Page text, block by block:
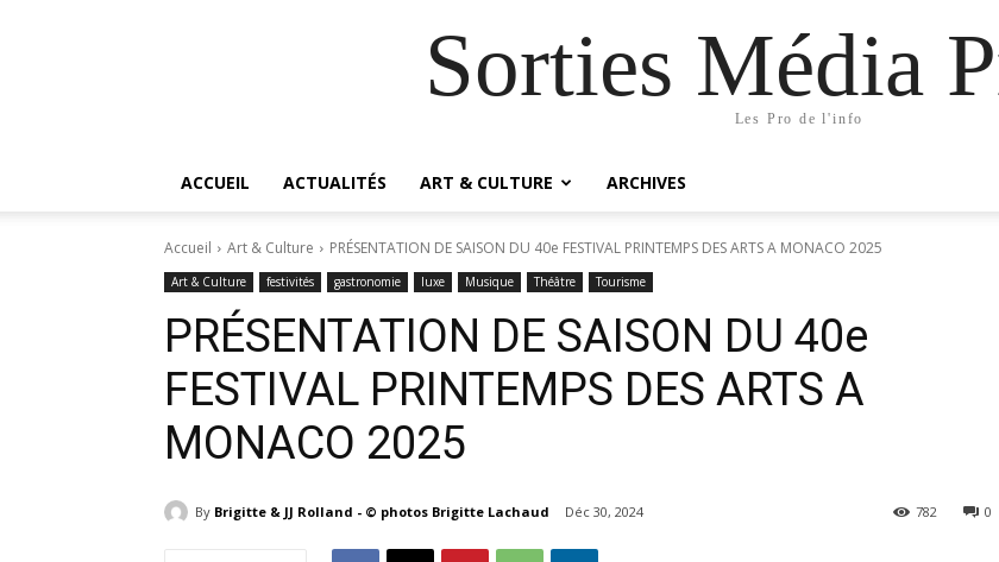
Sorties Média
Les Pro de l'info
ACCUEIL ACTUALITÉS ART & CULTURE ARCHIVES
Accueil Art & Culture PRÉSENTATION DE SAISON DU 40e FESTIVAL PRINTEMPS DES ARTS A MONACO 2025
Art & Culture festivités gastronomie luxe Musique Théâtre Tourisme
PRÉSENTATION DE SAISON DU 40e
FESTIVAL PRINTEMPS DES ARTS A
MONACO 2025
By Brigitte & JJ Rolland - © photos Brigitte Lachaud Déc 30, 2024 0
782